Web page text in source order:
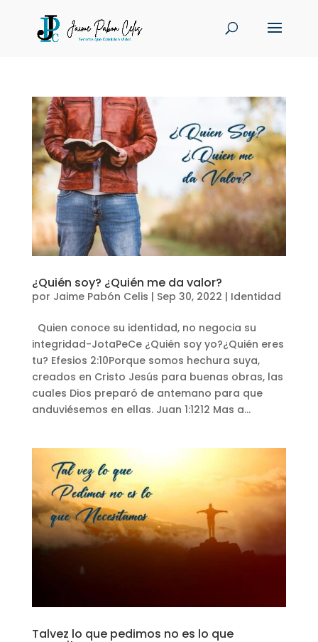
¿Quién soy? ¿Quién me da valor?
por Jaime Pabón Celis | Sep 30, 2022 | Identidad
Quien conoce su identidad, no negocia su
integridad-JotaPeCe ¿Quién soy yo?¿Quién eres
tu? Efesios 2:10Porque somos hechura suya,
creados en Cristo Jesús para buenas obras, las
cuales Dios preparó de antemano para que
anduviésemos en ellas. Juan 1:1212 Mas a...
Talvez lo que pedimos no es lo que